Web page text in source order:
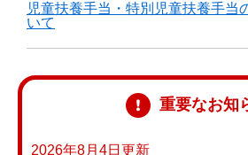
児童扶養手当・特別児童扶養手当
いて
重要なお知
2026年8月4日更新